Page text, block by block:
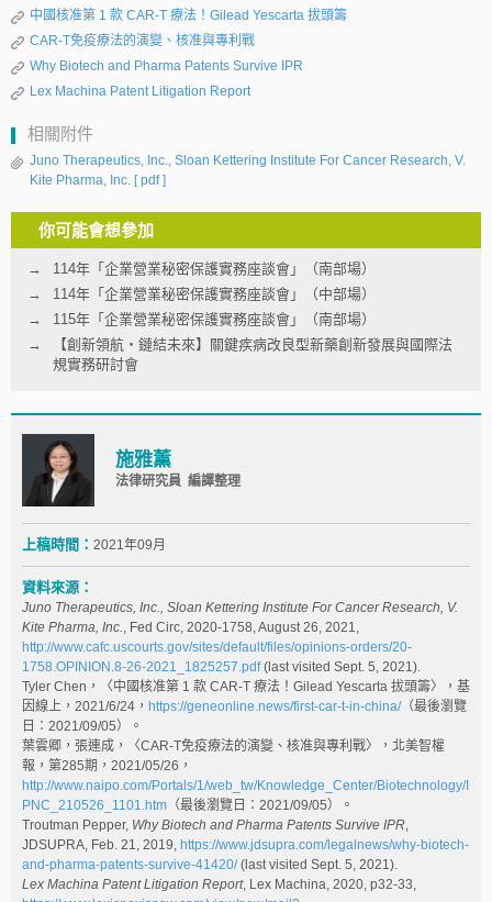
中國核准第 1 款 CAR-T 療法！Gilead Yescarta 拔頭籌
CAR-T免疫療法的演變、核准與專利戰
Why Biotech and Pharma Patents Survive IPR
Lex Machina Patent Litigation Report
相關附件
Juno Therapeutics, Inc., Sloan Kettering Institute For Cancer Research, V.
Kite Pharma, Inc. [ pdf ]
你可能會想參加
114年「企業營業秘密保護實務座談會」（南部場）
114年「企業營業秘密保護實務座談會」（中部場）
115年「企業營業秘密保護實務座談會」（南部場）
【創新領航‧鏈結未來】關鍵疾病改良型新藥創新發展與國際法
規實務研討會
施雅薰
法律研究員 編譯整理
上稿時間： 2021年09月
資料來源：
Juno Therapeutics, Inc., Sloan Kettering Institute For Cancer Research, V.
Kite Pharma, Inc., Fed Circ, 2020-1758, August 26, 2021,
http://www.cafc.uscourts.gov/sites/default/files/opinions-orders/20-
1758.OPINION.8-26-2021_1825257.pdf(last visited Sept. 5, 2021).
Tyler Chen，〈中國核准第 1 款 CAR-T 療法！Gilead Yescarta 拔頭籌〉，基
因線上，2021/6/24， https://geneonline.news/first-car-t-in-china/（最後瀏覽
日：2021/09/05）。
葉雲卿，張連成，〈CAR-T免疫療法的演變、核准與專利戰〉，北美智權
報，第285期，2021/05/26，
http://www.naipo.com/Portals/1/web_tw/Knowledge_Center/Biotechnology/I
PNC_210526_1101.htm （最後瀏覽日：2021/09/05）。
Troutman Pepper, Why Biotech and Pharma Patents Survive IPR,
JDSUPRA, Feb. 21, 2019, https://www.jdsupra.com/legalnews/why-biotech-
and-pharma-patents-survive-41420/(last visited Sept. 5, 2021).
Lex Machina Patent Litigation Report, Lex Machina, 2020, p32-33,